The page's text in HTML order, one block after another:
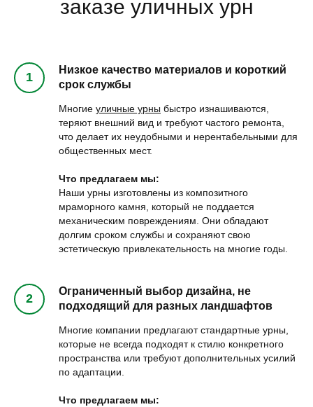
заказе уличных урн
Низкое качество материалов и короткий
срок службы
Многие уличные урны быстро изнашиваются,
теряют внешний вид и требуют частого ремонта,
что делает их неудобными и нерентабельными для
общественных мест.
Что предлагаем мы:
Наши урны изготовлены из композитного
мраморного камня, который не поддается
механическим повреждениям. Они обладают
долгим сроком службы и сохраняют свою
эстетическую привлекательность на многие годы.
Ограниченный выбор дизайна, не
подходящий для разных ландшафтов
Многие компании предлагают стандартные урны,
которые не всегда подходят к стилю конкретного
пространства или требуют дополнительных усилий
по адаптации.
Что предлагаем мы: